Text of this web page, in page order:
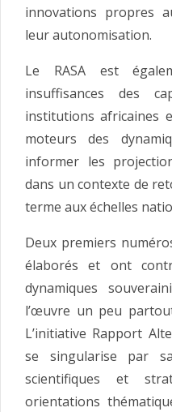
innovations propres
leur autonomisation.
Le RASA est
insuffisances des
institutions africaines
moteurs des
informer les
dans un contexte de
terme aux échelles
Deux premiers
élaborés et ont
dynamiques
l’œuvre un peu
L’initiative Rapport
se singularise par
scientifiques et
orientations